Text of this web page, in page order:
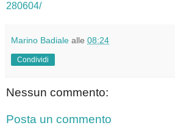
280604/
Marino Badiale alle 08:24
Condividi
Nessun commento:
Posta un commento